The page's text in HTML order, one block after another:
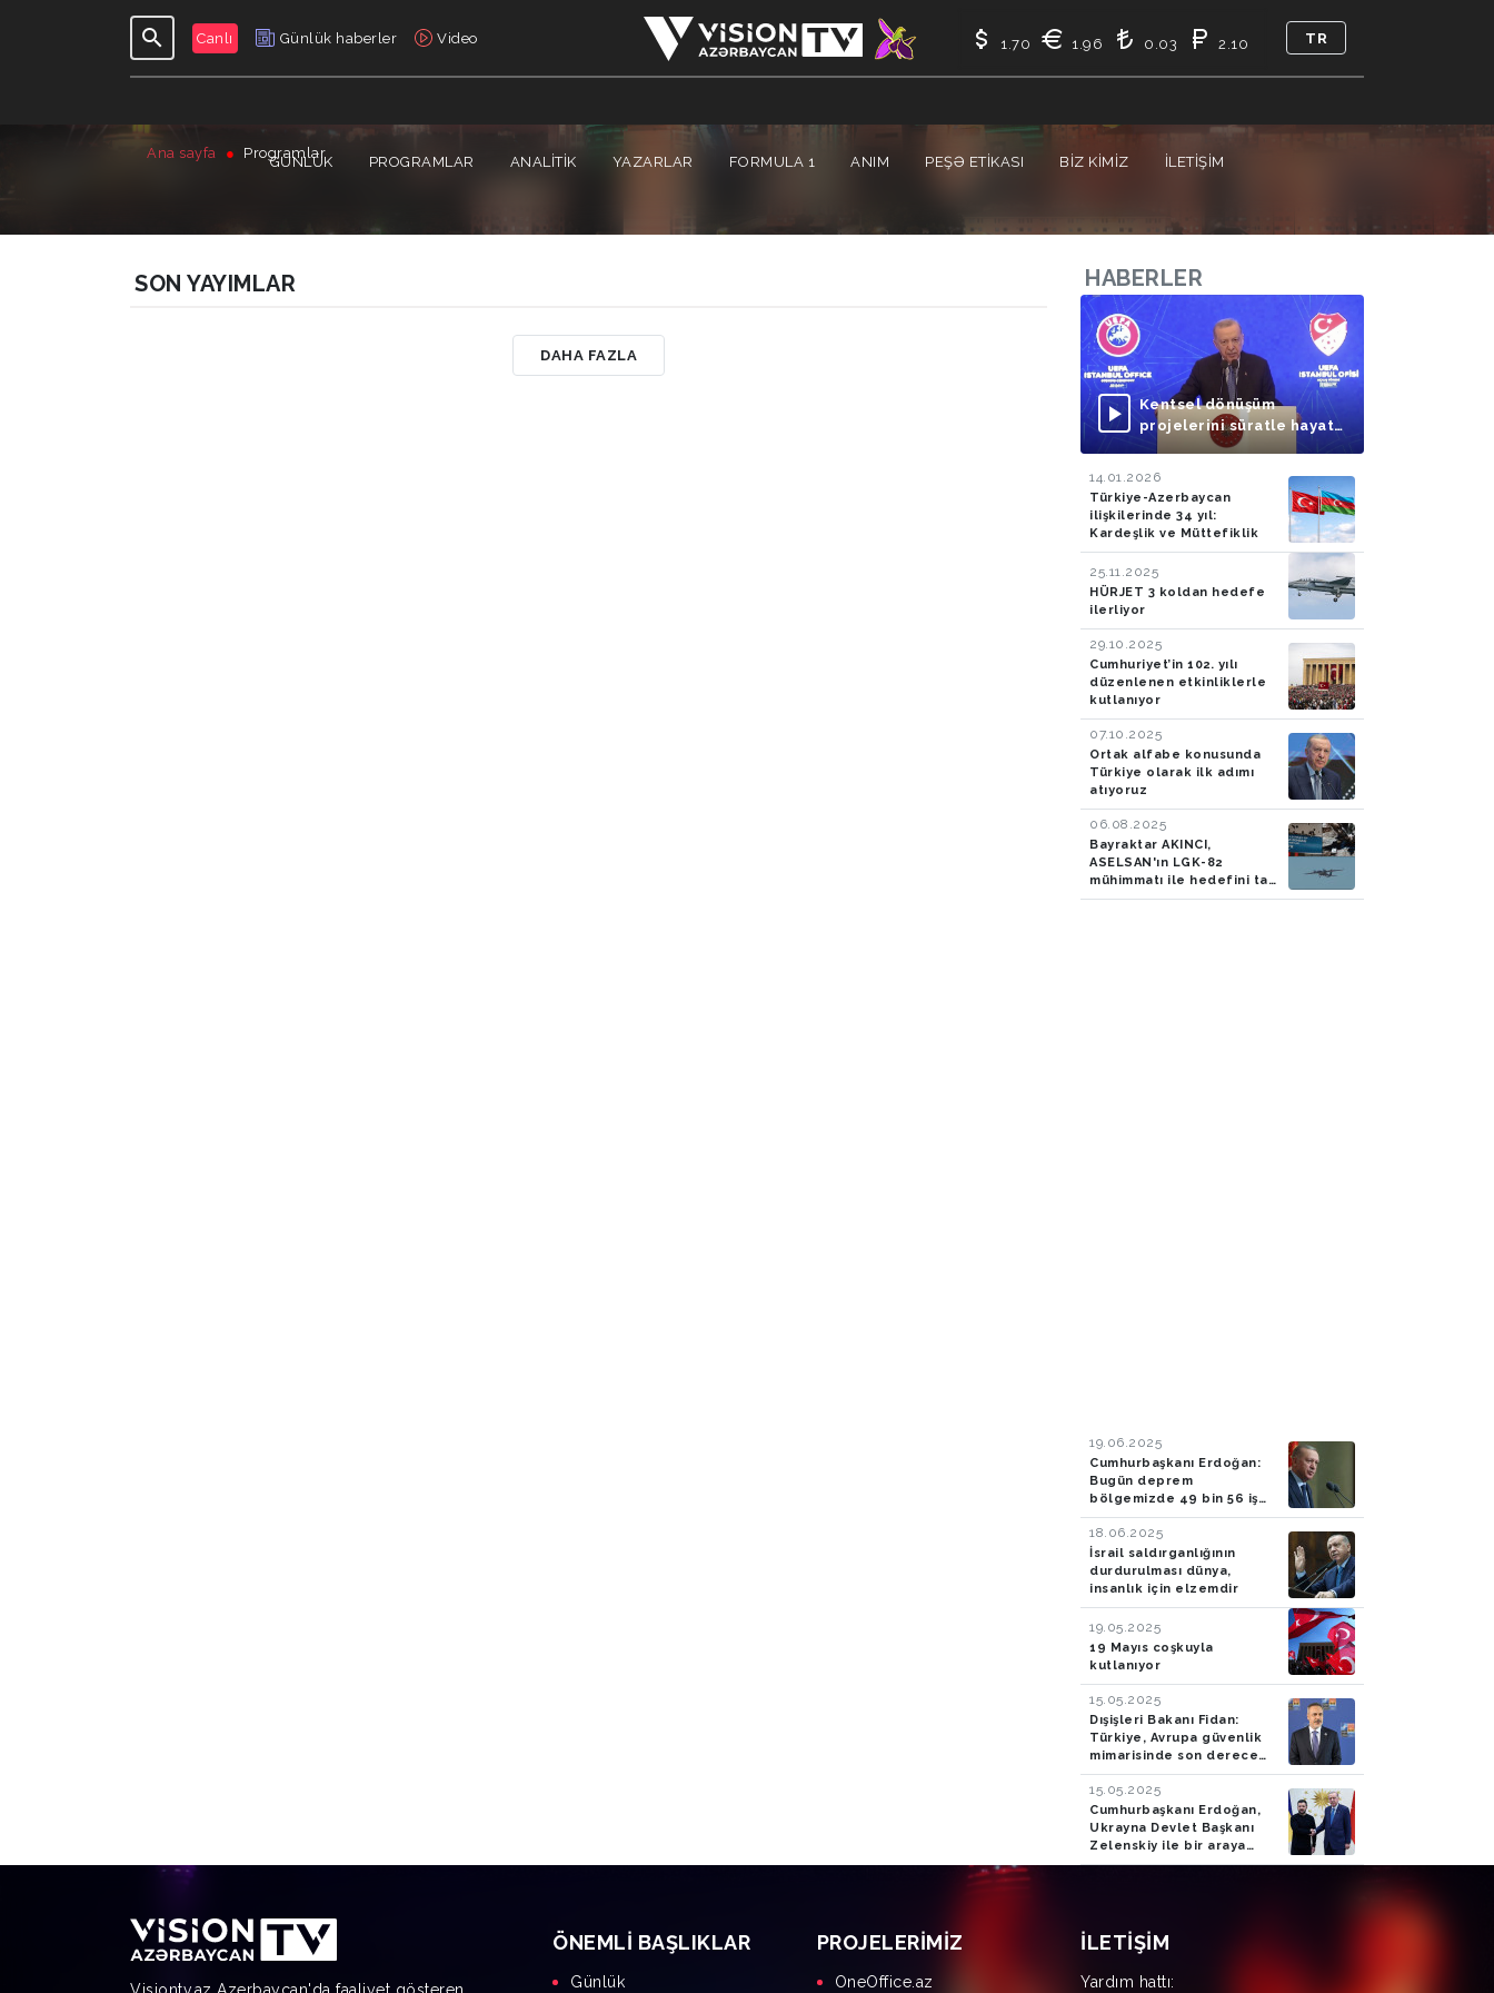
Canlı Günlük haberler Video
GÜNLÜK PROGRAMLAR ANALİTİK YAZARLAR FORMULA 1 ANIM PEŞƏ ETIKASI BIZ KIMIZ İLETIŞIM
1.70 1.96 0.03 2.10 TR
Ana sayfa Programlar
SON YAYIMLAR
DAHA FAZLA
HABERLER
Kentsel dönüşüm
projelerini süratle hayata
geçirmeye
14.01.2026
Türkiye-Azerbaycan
ilişkilerinde 34 yıl:
Kardeşlik ve Müttefiklik
25.11.2025
HÜRJET 3 koldan hedefe
ilerliyor
29.10.2025
Cumhuriyet’in 102. yılı
düzenlenen etkinliklerle
kutlanıyor
07.10.2025
Ortak alfabe konusunda
Türkiye olarak ilk adımı
atıyoruz
06.08.2025
Bayraktar AKINCI,
ASELSAN'ın LGK-82
mühimmatı ile hedefini tam
isabetle vurdu
19.06.2025
Cumhurbaşkanı Erdoğan:
Bugün deprem
bölgemizde 49 bin 56 iş
yeri ve konutu teslim
ediyoruz
18.06.2025
İsrail saldırganlığının
durdurulması dünya,
insanlık için elzemdir
19.05.2025
19 Mayıs coşkuyla
kutlanıyor
15.05.2025
Dışişleri Bakanı Fidan:
Türkiye, Avrupa güvenlik
mimarisinde son derece
önemli rol oynamaya
devam edecek
15.05.2025
Cumhurbaşkanı Erdoğan,
Ukrayna Devlet Başkanı
Zelenskiy ile bir araya
geldi
ÖNEMLI BAŞLIKLAR
Günlük
PROJELERIMIZ
OneOffice.az
İLETIŞIM
Yardım hattı: